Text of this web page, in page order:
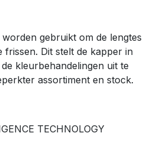
gebruikt om de lengtes
frissen. Dit stelt de kapper in
kleurbehandelingen uit te
assortiment en stock.
TECHNOLOGY